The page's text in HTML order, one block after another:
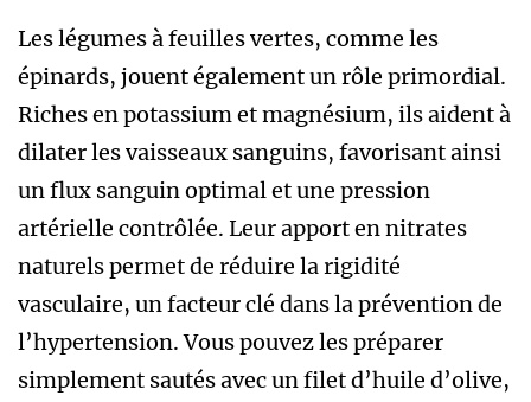
Les légumes à feuilles vertes, comme les
épinards, jouent également un rôle primordial.
Riches en potassium et magnésium, ils aident à
dilater les vaisseaux sanguins, favorisant ainsi
un flux sanguin optimal et une pression
artérielle contrôlée. Leur apport en nitrates
naturels permet de réduire la rigidité
vasculaire, un facteur clé dans la prévention de
l’hypertension. Vous pouvez les préparer
simplement sautés avec un filet d’huile d’olive,